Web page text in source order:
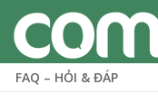
FAQ – HỎI & ĐÁP